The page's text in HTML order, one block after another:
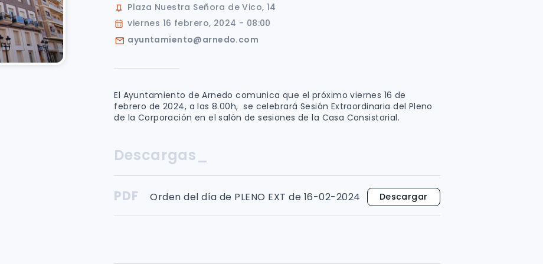
Plaza Nuestra Señora de Vico, 14
viernes 16 febrero, 2024 - 08:00
ayuntamiento@arnedo.com
El Ayuntamiento de Arnedo comunica que el próximo viernes 16 de
febrero de 2024, a las 8.00h, se celebrará Sesión Extraordinaria del Pleno
de la Corporación en el salón de sesiones de la Casa Consistorial.
Descargas_
PDF Orden del día de PLENO EXT de 16-02-2024 Descargar